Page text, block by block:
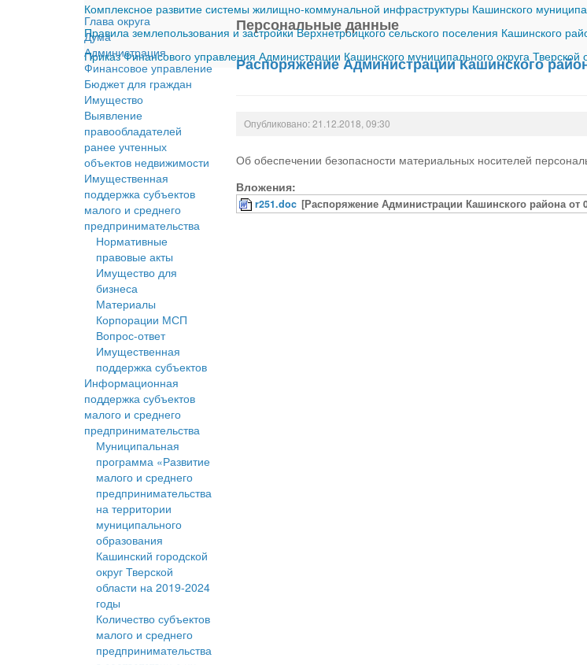
Комплексное развитие системы жилищно-коммунальной инфраструктуры Кашинского
Правила землепользования и застройки Верхнетроицкого сельского поселения Кашинского
Приказ Финансового управления Администрации Кашинского муниципального округа
Глава округа
Дума
Администрация
Финансовое управление
Бюджет для граждан
Имущество
Выявление
правообладателей
ранее учтенных
объектов недвижимости
Имущественная
поддержка субъектов
малого и среднего
предпринимательства
Нормативные
правовые акты
Имущество для
бизнеса
Материалы
Корпорации МСП
Вопрос-ответ
Имущественная
поддержка субъектов
Информационная
поддержка субъектов
малого и среднего
предпринимательства
Муниципальная
программа «Развитие
малого и среднего
предпринимательства
на территории
муниципального
образования
Кашинский городской
округ Тверской
области на 2019-2024
годы
Количество субъектов
малого и среднего
предпринимательства
Персональные данные
Распоряжение Администрации Кашинского
Опубликовано: 21.12.2018, 09:30
Об обеспечении безопасности материальных носителей
Вложения:
r251.doc [Распоряжение Администрации Кашинского района от